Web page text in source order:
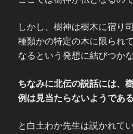
しかし、樹神は樹木に宿り
種類かの特定の木に限られ
なるという発想に結びつかな
ちなみに北伝の説話には、
例は見当たらないようである
と白土わか先生は説かれてい